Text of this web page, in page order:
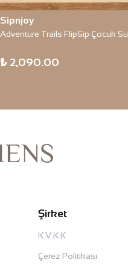
Sipnjoy
₺ 2,090.00
Şirket
K.V.K.K
Çerez Politikası